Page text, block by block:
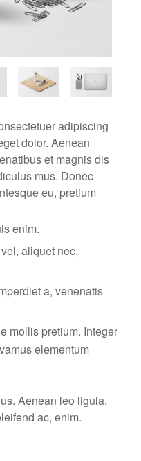
adipiscing
dolor. Aenean
et magnis dis
mus. Donec
eu, pretium
enim.
aliquet nec,
a, venenatis
mollis pretium. Integer
elementum
Aenean leo ligula,
ac, enim.